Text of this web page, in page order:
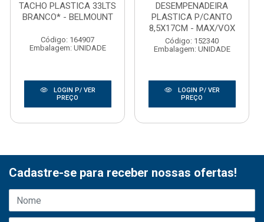
TACHO PLASTICA 33LTS
BRANCO* - BELMOUNT
Código: 164907
Embalagem: UNIDADE
LOGIN P/ VER
PREÇO
DESEMPENADEIRA
PLASTICA P/CANTO
8,5X17CM - MAX/VOX
Código: 152340
Embalagem: UNIDADE
LOGIN P/ VER
PREÇO
Cadastre-se para receber nossas ofertas!